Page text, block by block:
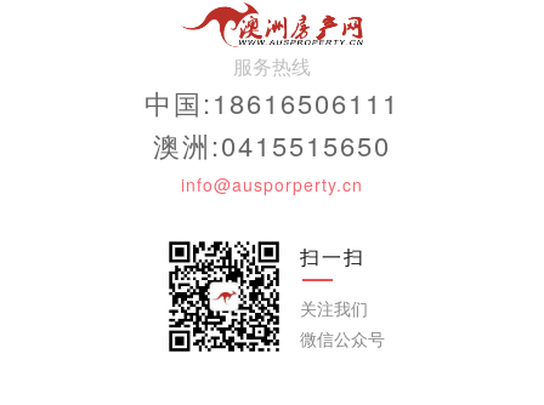
服务热线
中国:18616506111
澳洲:0415515650
info@ausporperty.cn
扫一扫
关注我们
微信公众号